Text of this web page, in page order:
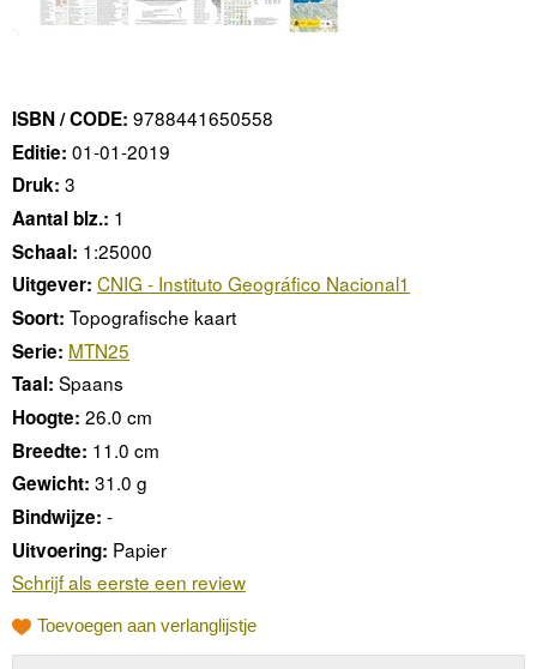
ISBN / CODE: 9788441650558
Editie: 01-01-2019
Druk: 3
Aantal blz.: 1
Schaal: 1:25000
Uitgever: CNIG - Instituto Geográfico Nacional1
Soort: Topografische kaart
Serie: MTN25
Taal: Spaans
Hoogte: 26.0 cm
Breedte: 11.0 cm
Gewicht: 31.0 g
Bindwijze: -
Uitvoering: Papier
Schrijf als eerste een review
Toevoegen aan verlanglijstje